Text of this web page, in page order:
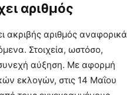
αριθμός
ακριβής αριθμός αναφορικά
Στοιχεία, ωστόσο,
αύξηση. Με αφορμή
εκλογών, στις 14 Μαΐου